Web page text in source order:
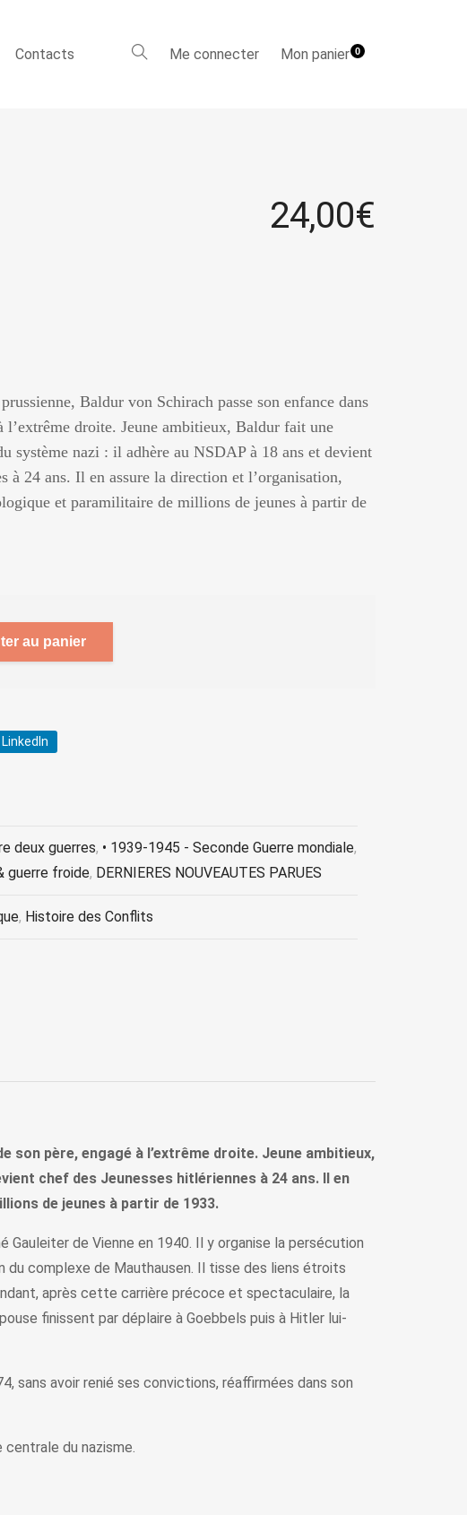
Contacts Me connecter Mon panier0
24,00€
Baldur von Schirach passe son enfance dans
l’extrême droite. Jeune ambitieux, Baldur fait une
système nazi : il adhère au NSDAP à 18 ans et devient
à 24 ans. Il en assure la direction et l’organisation,
et paramilitaire de millions de jeunes à partir de
au panier
LinkedIn
deux guerres, • 1939-1945 - Seconde Guerre mondiale,
guerre froide, DERNIERES NOUVEAUTES PARUES
, Histoire des Conflits
son père, engagé à l’extrême droite. Jeune ambitieux,
chef des Jeunesses hitlériennes à 24 ans. Il en
de jeunes à partir de 1933.
Gauleiter de Vienne en 1940. Il y organise la persécution
complexe de Mauthausen. Il tisse des liens étroits
après cette carrière précoce et spectaculaire, la
finissent par déplaire à Goebbels puis à Hitler lui-
sans avoir renié ses convictions, réaffirmées dans son
du nazisme.